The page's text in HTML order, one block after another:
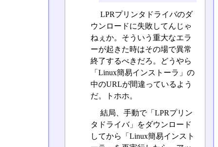
LPRプリンタドライバのダ
ウンロードに失敗してんじゃ
ねぇか。そういう重大なエラ
ーが起きた時はその場で異常
終了するべきだろ。どうやら
「Linux簡易インストーラ」の
中のURLが間違っているよう
だ。トホホ。
結局、手動で「LPRプリン
タドライバ」をダウンロード
してから「Linux簡易インスト